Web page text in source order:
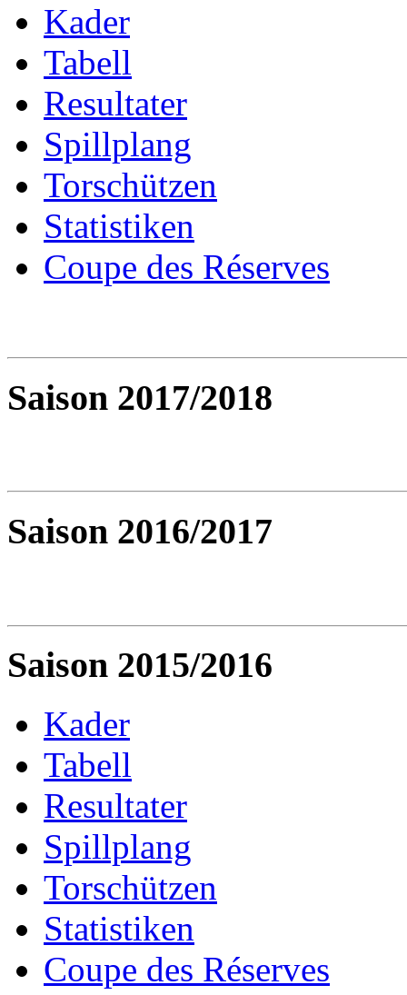
Kader
Tabell
Resultater
Spillplang
Torschützen
Statistiken
Coupe des Réserves
Saison 2017/2018
Saison 2016/2017
Saison 2015/2016
Kader
Tabell
Resultater
Spillplang
Torschützen
Statistiken
Coupe des Réserves